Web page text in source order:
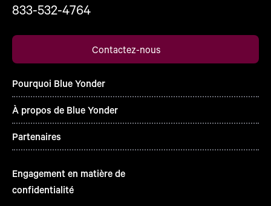
833-532-4764
Contactez-nous
Pourquoi Blue Yonder
À propos de Blue Yonder
Partenaires
Engagement en matière de
confidentialité